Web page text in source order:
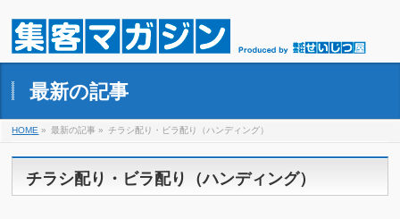
最新の記事
HOME » 最新の記事 » チラシ配り・ビラ配り（ハンディング）
チラシ配り・ビラ配り（ハンディング）